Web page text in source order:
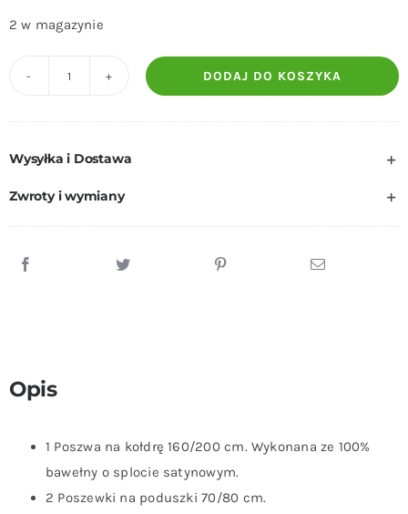
2 w magazynie
3D
160x200
DODAJ DO KOSZYKA
Wysyłka i Dostawa
Zwroty i wymiany
Opis
1 Poszwa na kołdrę 160/200 cm. Wykonana ze 100%
bawełny o splocie satynowym.
2 Poszewki na poduszki 70/80 cm.